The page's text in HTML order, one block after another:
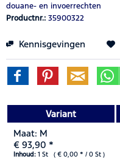
douane- en invoerrechten
Productnr.: 35900322
Kennisgevingen
Variant
Maat: M
€ 93,90 *
Inhoud: 1 St ( € 0,00 * / 0 St )